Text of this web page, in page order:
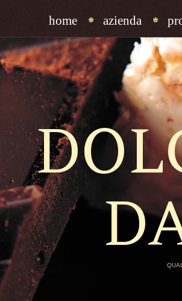
home azienda